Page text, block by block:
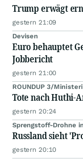
Trump erwägt
gestern 21:09
Devisen
Euro behauptet
Jobbericht
gestern 21:00
ROUNDUP 3/
Tote nach Huthi-
gestern 20:24
Sprengstoff-Drohne
Russland sieht
gestern 20:10